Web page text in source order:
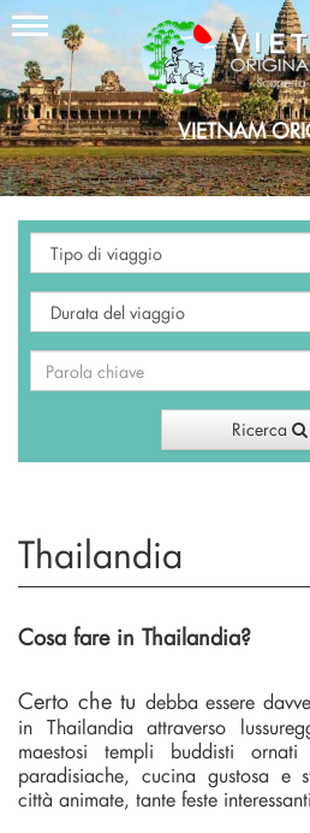
VIETNAM
Ricerca
Thailandia
Cosa fare in Thailandia?
Certo che tu debba essere
in Thailandia attraverso
maestosi templi buddisti
paradisiache, cucina gustosa e
città animate, tante feste